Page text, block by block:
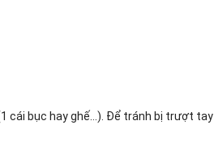
cái bục hay ghế…). Để tránh bị trượt tay